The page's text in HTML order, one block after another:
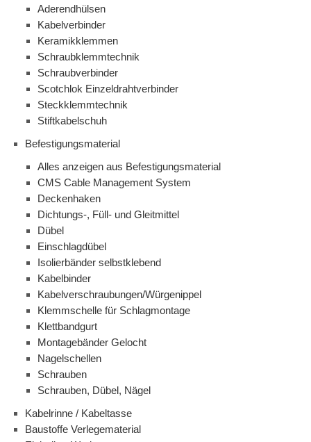
Aderendhülsen
Kabelverbinder
Keramikklemmen
Schraubklemmtechnik
Schraubverbinder
Scotchlok Einzeldrahtverbinder
Steckklemmtechnik
Stiftkabelschuh
Befestigungsmaterial
Alles anzeigen aus Befestigungsmaterial
CMS Cable Management System
Deckenhaken
Dichtungs-, Füll- und Gleitmittel
Dübel
Einschlagdübel
Isolierbänder selbstklebend
Kabelbinder
Kabelverschraubungen/Würgenippel
Klemmschelle für Schlagmontage
Klettbandgurt
Montagebänder Gelocht
Nagelschellen
Schrauben
Schrauben, Dübel, Nägel
Kabelrinne / Kabeltasse
Baustoffe Verlegematerial